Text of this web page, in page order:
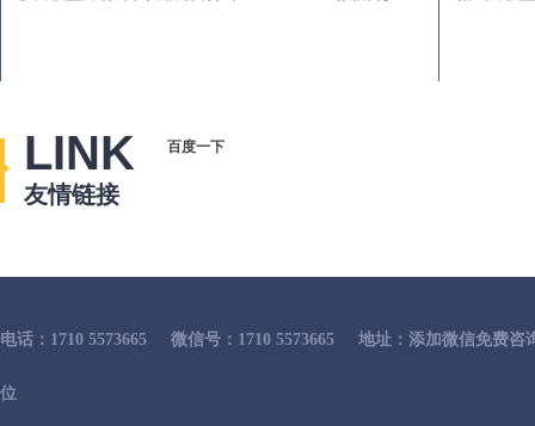
LINK
友情链接
百度一下
电话：1710 5573665 微信号：1710 5573665 地址：添加微信免费咨
位